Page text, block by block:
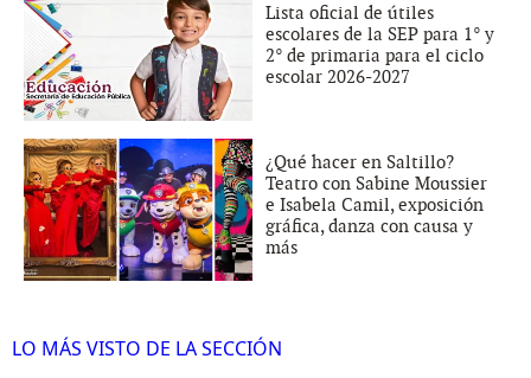
Lista oficial de útiles
escolares de la SEP para 1° y
2° de primaria para el ciclo
escolar 2026-2027
¿Qué hacer en Saltillo?
Teatro con Sabine Moussier
e Isabela Camil, exposición
gráfica, danza con causa y
más
LO MÁS VISTO DE LA SECCIÓN